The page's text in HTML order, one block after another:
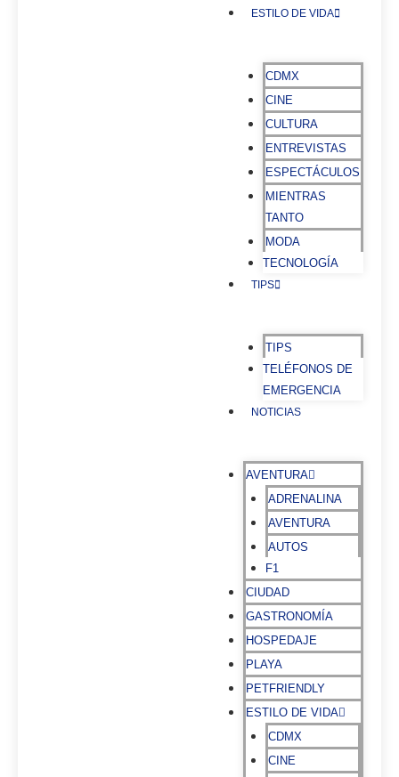
ESTILO DE VIDA
CDMX
CINE
CULTURA
ENTREVISTAS
ESPECTÁCULOS
MIENTRAS
TANTO
MODA
TECNOLOGÍA
TIPS
TIPS
TELÉFONOS DE
EMERGENCIA
NOTICIAS
AVENTURA
ADRENALINA
AVENTURA
AUTOS
F1
CIUDAD
GASTRONOMÍA
HOSPEDAJE
PLAYA
PETFRIENDLY
ESTILO DE VIDA
CDMX
CINE